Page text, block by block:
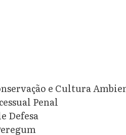
e Cultura
Penal
Defesa